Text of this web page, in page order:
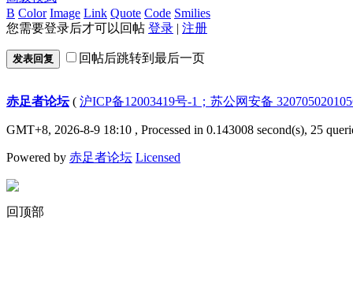
B Color Image Link Quote Code Smilies
您需要登录后才可以回帖 登录 | 注册
发表回复 回帖后跳转到最后一页
赤足者论坛( 沪ICP备12003419号-1；苏公网安备
GMT+8, 2026-8-9 18:10 , Processed in 0.143008 second(s), 25
Powered by 赤足者论坛 Licensed
回顶部